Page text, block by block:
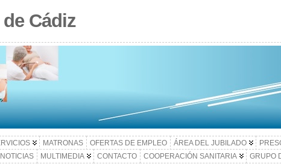
Cádiz
MATRONAS OFERTAS DE EMPLEO ÁREA DEL JUBILADO
NOTICIAS MULTIMEDIA CONTACTO COOPERACIÓN SANITARIA GRUPO